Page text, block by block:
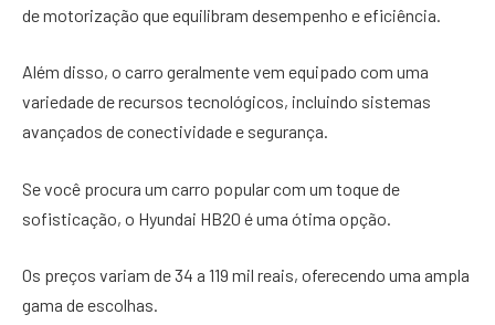
de motorização que equilibram desempenho e eficiência.
Além disso, o carro geralmente vem equipado com uma
variedade de recursos tecnológicos, incluindo sistemas
avançados de conectividade e segurança.
Se você procura um carro popular com um toque de
sofisticação, o Hyundai HB20 é uma ótima opção.
Os preços variam de 34 a 119 mil reais, oferecendo uma ampla
gama de escolhas.